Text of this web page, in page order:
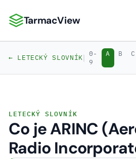
TarmacView: Precizní letecká
TarmacView
← LETECKÝ SLOVNÍK| 0-
9
A B C
LETECKÝ SLOVNÍK
Co je ARINC
Radio